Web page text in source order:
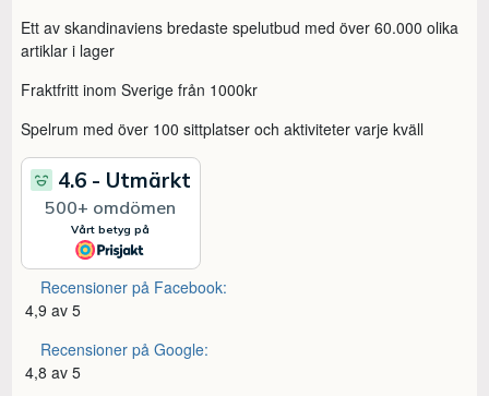
Ett av skandinaviens bredaste spelutbud med över 60.000 olika
artiklar i lager
Fraktfritt inom Sverige från 1000kr
Spelrum med över 100 sittplatser och aktiviteter varje kväll
Recensioner på Facebook:
4,9 av 5
Recensioner på Google:
4,8 av 5